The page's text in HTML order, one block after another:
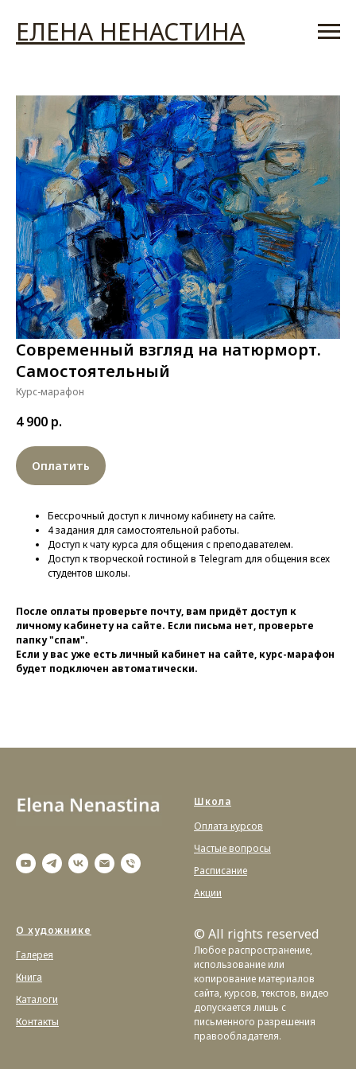
ЕЛЕНА НЕНАСТИНА
Современный взгляд на натюрморт.
Самостоятельный
Курс-марафон
4 900 р.
Оплатить
Бессрочный доступ к личному кабинету на сайте.
4 задания для самостоятельной работы.
Доступ к чату курса для общения с преподавателем.
Доступ к творческой гостиной в Telegram для общения всех
студентов школы.
После оплаты проверьте почту, вам придёт доступ к
личному кабинету на сайте. Если письма нет, проверьте
папку "спам".
Если у вас уже есть личный кабинет на сайте, курс-марафон
будет подключен автоматически.
Школа
Оплата курсов
Частые вопросы
Расписание
Акции
О художнике
Галерея
Книга
Каталоги
Контакты
© All rights reserved
Любое распространение,
использование или
копирование материалов
сайта, курсов, текстов, видео
допускается лишь с
письменного разрешения
правообладателя.